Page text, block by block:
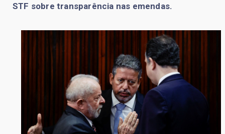
STF sobre transparência nas emendas.